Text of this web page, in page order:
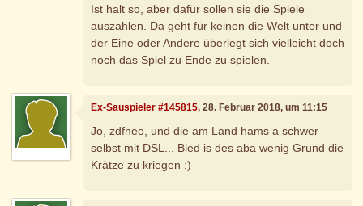
Ist halt so, aber dafür sollen sie die Spiele
auszahlen. Da geht für keinen die Welt unter und
der Eine oder Andere überlegt sich vielleicht doch
noch das Spiel zu Ende zu spielen.
Ex-Sauspieler #145815, 28. Februar 2018, um 11:15
Jo, zdfneo, und die am Land hams a schwer
selbst mit DSL... Bled is des aba wenig Grund die
Krätze zu kriegen ;)